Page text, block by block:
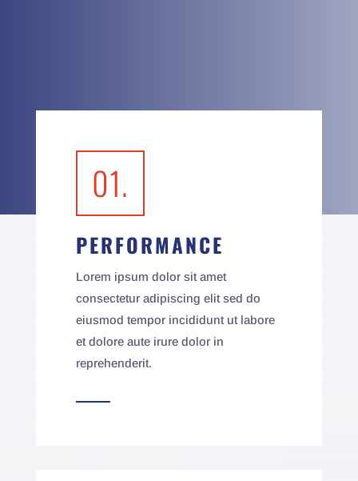
01.
PERFORMANCE
Lorem ipsum dolor sit amet
consectetur adipiscing elit sed do
eiusmod tempor incididunt ut labore
et dolore aute irure dolor in
reprehenderit.